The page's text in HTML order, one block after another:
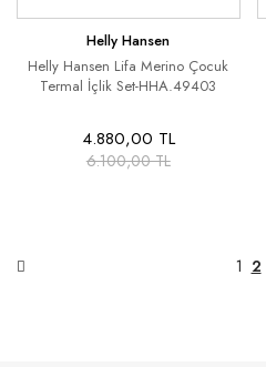
Helly Hansen
Helly Hansen Lifa Merino Çocuk
Termal İçlik Set-HHA.49403
4.880,00 TL
6.100,00 TL
1 2